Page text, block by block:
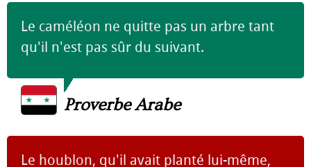
Le caméléon ne quitte pas un arbre tant
qu'il n'est pas sûr du suivant.
Proverbe Arabe
Le houblon, qu'il avait planté lui-même,